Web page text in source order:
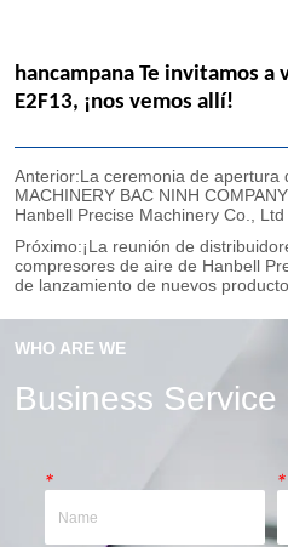
Anterior:La ceremonia de apertura
MACHINERY BAC NINH
Hanbell Precise Machinery Co., Ltd
Próximo:¡La reunión de
compresores de aire de Hanbell
de lanzamiento de nuevos
WHO ARE WE
Business Service
* *